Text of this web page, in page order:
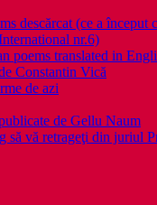
descărcat (ce a început
nr.6)
poems translated in
Constantin Vică
de azi
de Gellu Naum
să vă retrageţi din juriul